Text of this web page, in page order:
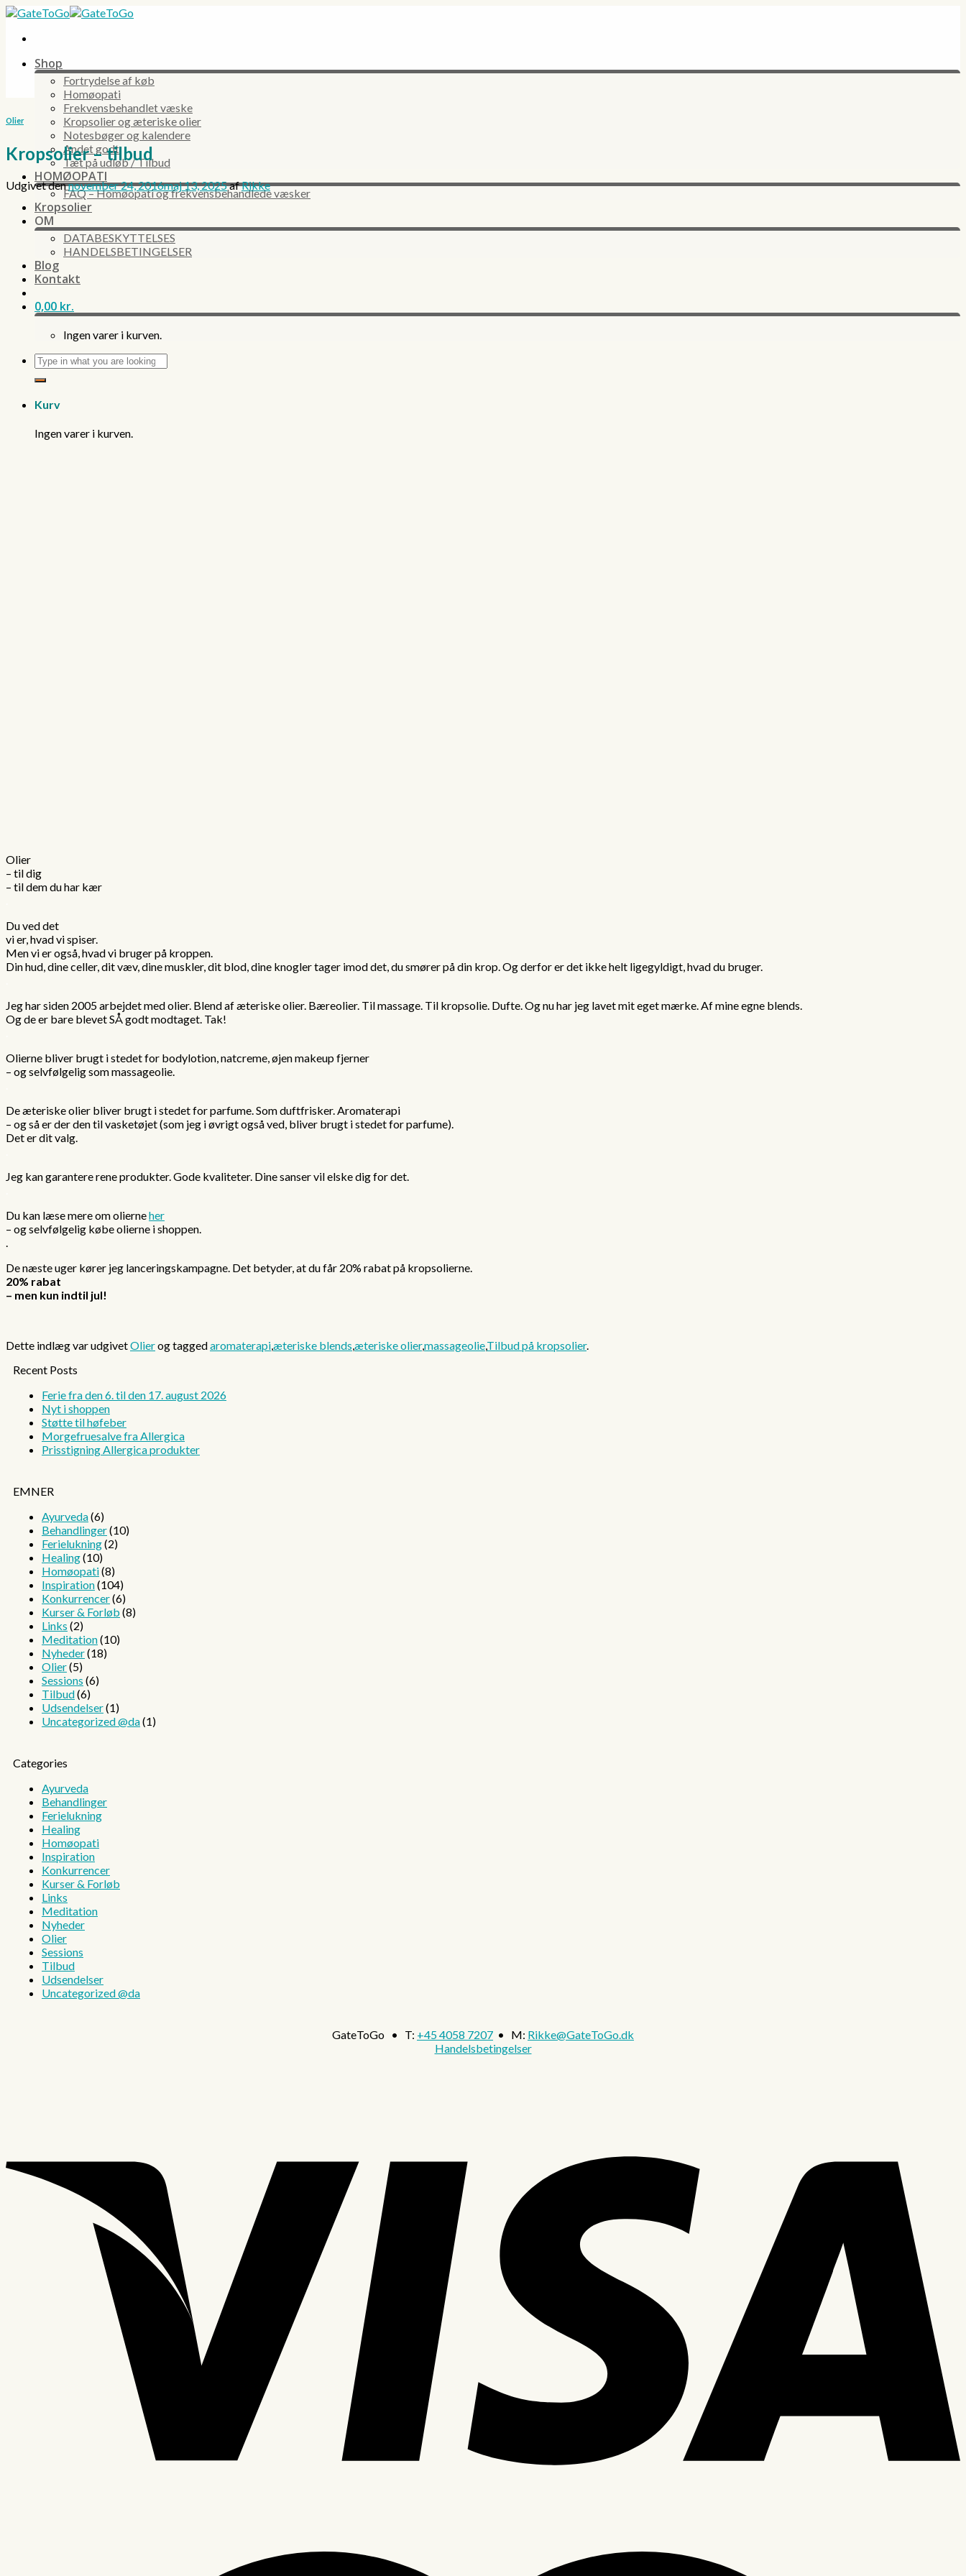
Skip
content
Shop
Fortrydelse af køb
Homøopati
Frekvensbehandlet væske
Kropsolier og æteriske olier
Notesbøger og kalendere
Andet godt
Tæt på udløb / Tilbud
HOMØOPATI
FAQ – Homøopati og frekvensbehandlede væsker
Kropsolier
OM
DATABESKYTTELSES
HANDELSBETINGELSER
Blog
Kontakt
0,00 kr.
Ingen varer i kurven.
Søg
efter:
Kurv
Ingen varer i kurven.
Olier
Kropsolier – tilbud
Udgivet dennovember 24, 2016maj 13, 2025afRikke
Olier
– til dig
– til dem du har kær
Du ved det
vi er, hvad vi spiser.
Men vi er også, hvad vi bruger på kroppen.
Din hud, dine celler, dit væv, dine muskler, dit blod, dine knogler tager imod det, du smører på din krop. Og derfor er det ikke helt ligegyldigt, hvad du bruger.
Jeg har siden 2005 arbejdet med olier. Blend af æteriske olier. Bæreolier. Til massage. Til kropsolie. Dufte. Og nu har jeg lavet mit eget mærke. Af mine egne blends.
Og de er bare blevet SÅ godt modtaget. Tak!
Olierne bliver brugt i stedet for bodylotion, natcreme, øjen makeup fjerner
– og selvfølgelig som massageolie.
De æteriske olier bliver brugt i stedet for parfume. Som duftfrisker. Aromaterapi
– og så er der den til vasketøjet (som jeg i øvrigt også ved, bliver brugt i stedet for parfume).
Det er dit valg.
Jeg kan garantere rene produkter. Gode kvaliteter. Dine sanser vil elske dig for det.
Du kan læse mere om olierneher
– og selvfølgelig købe olierne i shoppen.
.
De næste uger kører jeg lanceringskampagne. Det betyder, at du får 20% rabat på kropsolierne.
20% rabat
– men kun indtil jul!
Dette indlæg var udgivetOlierog taggedaromaterapi,æteriske blends,æteriske olier,massageolie,Tilbud på kropsolier.
Recent Posts
Ferie fra den 6. til den 17. august 2026
Nyt i shoppen
Støtte til høfeber
Morgefruesalve fra Allergica
Prisstigning Allergica produkter
EMNER
Ayurveda(6)
Behandlinger(10)
Ferielukning(2)
Healing(10)
Homøopati(8)
Inspiration(104)
Konkurrencer(6)
Kurser & Forløb (8)
Links (2)
Meditation(10)
Nyheder(18)
Olier(5)
Sessions (6)
Tilbud(6)
Udsendelser(1)
Uncategorized @da(1)
Categories
Ayurveda
Behandlinger
Ferielukning
Healing
Homøopati
Inspiration
Konkurrencer
Kurser & Forløb
Links
Meditation
Nyheder
Olier
Sessions
Tilbud
Udsendelser
Uncategorized @da
GateToGo • T: +45 4058 7207 • M: Rikke@GateToGo.dk
Handelsbetingelser